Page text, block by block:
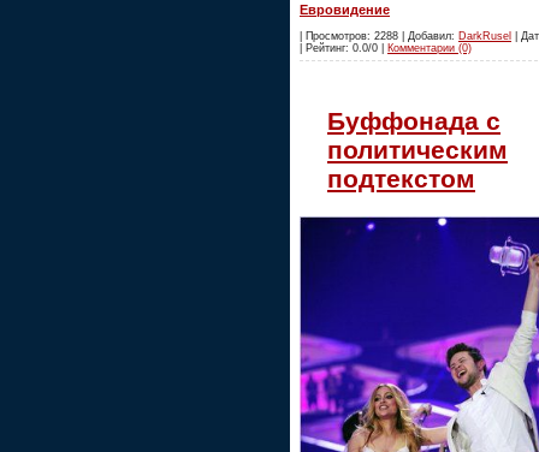
Евровидение
| Просмотров: 2288 | Добавил: DarkRusel
|
| Рейтинг: 0.0/0 | Комментарии (0)
Буффонада с
политическим
подтекстом